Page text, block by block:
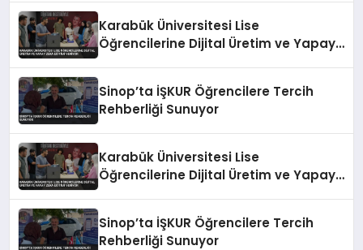
Karabük Üniversitesi Lise
Öğrencilerine Dijital Üretim ve Yapay
Sinop’ta İŞKUR Öğrencilere Tercih
Rehberliği Sunuyor
Karabük Üniversitesi Lise
Öğrencilerine Dijital Üretim ve Yapay
Sinop’ta İŞKUR Öğrencilere Tercih
Rehberliği Sunuyor